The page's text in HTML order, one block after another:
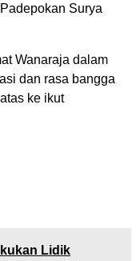
Surya
Wanaraja dalam
dan rasa bangga
ke ikut
Lidik